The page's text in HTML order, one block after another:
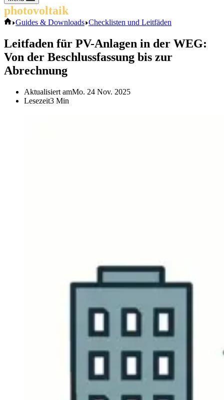
Ergebnisse
photovoltaik
Start
Guides & Downloads Checklisten und Leitfäden
Leitfaden für PV-Anlagen in der WEG:
Von der Beschlussfassung bis zur
Abrechnung
Aktualisiert amMo. 24 Nov. 2025
Lesezeit3 Min